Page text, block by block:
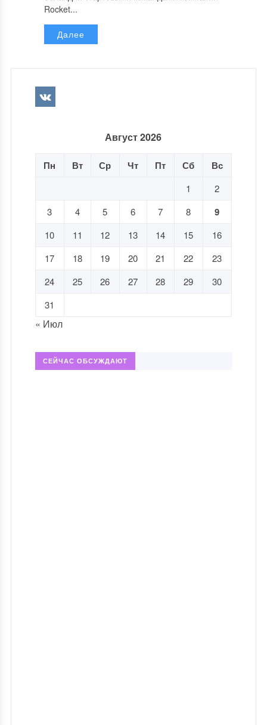
Rocket...
Далее
Август 2026
Пн Вт Ср Чт Пт Сб Вс
1
2
3
4 5 6 7 8 9
10 11 12 13 14 15
16
17
18 19 20 21 22
23
24
25 26 27 28 29
30
31
« Июл
СЕЙЧАС ОБСУЖДАЮТ